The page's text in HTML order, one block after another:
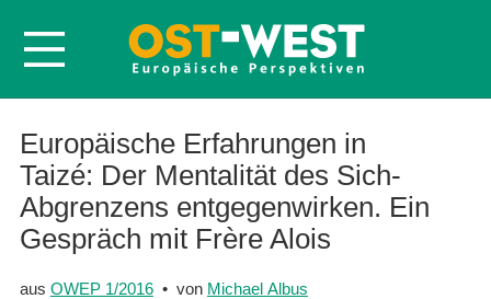
Startseite
Über OWEP
Volltexte
Probeheft
Nachbestellen
Europäische Erfahrungen in
Taizé: Der Mentalität des Sich-
Abgrenzens entgegenwirken. Ein
Gespräch mit Frère Alois
aus OWEP 1/2016• von Michael Albus